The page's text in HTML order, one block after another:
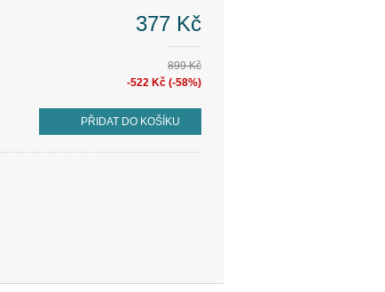
377 Kč
899 Kč
-522 Kč (-58%)
PŘIDAT DO KOŠÍKU